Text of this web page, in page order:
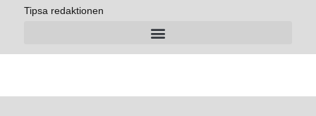
Tipsa redaktionen